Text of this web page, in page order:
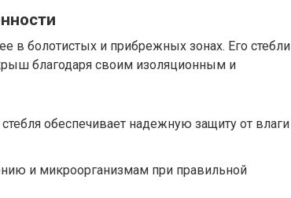
в болотистых и прибрежных зонах. Его стебли
благодаря своим изоляционным и
обеспечивает надежную защиту от влаги
и микроорганизмам при правильной